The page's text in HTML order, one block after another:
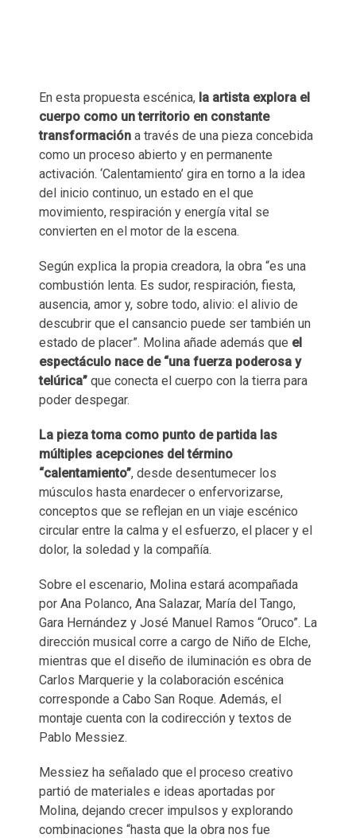
En esta propuesta escénica, la artista explora el
cuerpo como un territorio en constante
transformación a través de una pieza concebida
como un proceso abierto y en permanente
activación. ‘Calentamiento’ gira en torno a la idea
del inicio continuo, un estado en el que
movimiento, respiración y energía vital se
convierten en el motor de la escena.
Según explica la propia creadora, la obra “es una
combustión lenta. Es sudor, respiración, fiesta,
ausencia, amor y, sobre todo, alivio: el alivio de
descubrir que el cansancio puede ser también un
estado de placer”. Molina añade además que el
espectáculo nace de “una fuerza poderosa y
telúrica” que conecta el cuerpo con la tierra para
poder despegar.
La pieza toma como punto de partida las
múltiples acepciones del término
“calentamiento”, desde desentumecer los
músculos hasta enardecer o enfervorizarse,
conceptos que se reflejan en un viaje escénico
circular entre la calma y el esfuerzo, el placer y el
dolor, la soledad y la compañía.
Sobre el escenario, Molina estará acompañada
por Ana Polanco, Ana Salazar, María del Tango,
Gara Hernández y José Manuel Ramos “Oruco”. La
dirección musical corre a cargo de Niño de Elche,
mientras que el diseño de iluminación es obra de
Carlos Marquerie y la colaboración escénica
corresponde a Cabo San Roque. Además, el
montaje cuenta con la codirección y textos de
Pablo Messiez.
Messiez ha señalado que el proceso creativo
partió de materiales e ideas aportadas por
Molina, dejando crecer impulsos y explorando
combinaciones “hasta que la obra nos fue